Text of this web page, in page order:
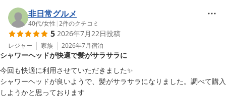
非日常グルメ
40代/女性 |2件のクチコミ
5 2026年7月22日投稿
レジャー 家族 2026年7月宿泊
シャワーヘッドが快適で髪がサラサラに
今回も快適に利用させていただきました✨
シャワーヘッドが良いようで、髪がサラサラになりました。調べて購入
しようかと思っております